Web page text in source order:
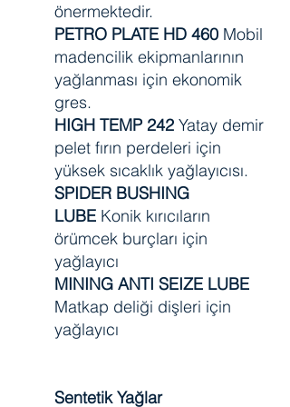
önermektedir.
PETRO PLATE HD 460 Mobil
madencilik ekipmanlarının
yağlanması için ekonomik
gres.
HIGH TEMP 242 Yatay demir
pelet fırın perdeleri için
yüksek sıcaklık yağlayıcısı.
SPIDER BUSHING
LUBE Konik kırıcıların
örümcek burçları için
yağlayıcı
MINING ANTI SEIZE LUBE
Matkap deliği dişleri için
yağlayıcı
Sentetik Yağlar